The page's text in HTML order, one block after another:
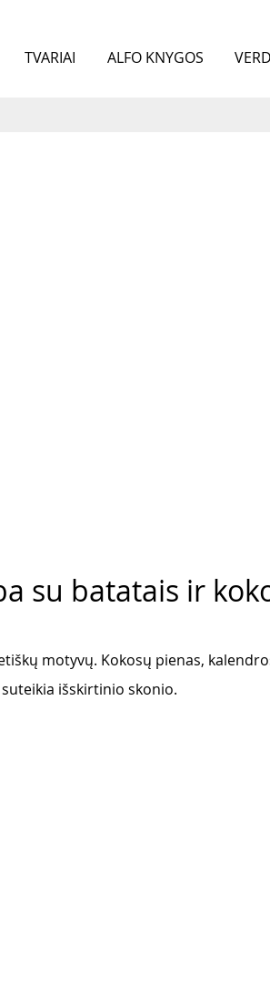
TVARIAI ALFO KNYGOS
su batatais ir
motyvų. Kokosų pienas,
išskirtinio skonio.